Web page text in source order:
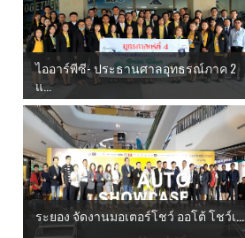
ไออาร์พีซี- ประธานศาลอุทธรณ์ภาค 2
แ...
ระยอง จัดงานมอเตอร์โชว์ ออโต้ โชว์เ...